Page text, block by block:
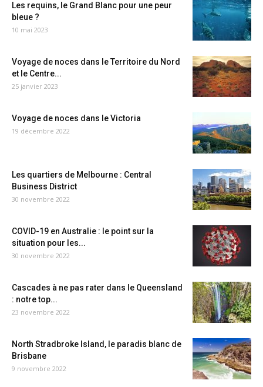
Les requins, le Grand Blanc pour une peur
bleue ?
10 mai 2023
Voyage de noces dans le Territoire du Nord
et le Centre...
25 janvier 2023
Voyage de noces dans le Victoria
19 décembre 2022
Les quartiers de Melbourne : Central
Business District
30 novembre 2022
COVID-19 en Australie : le point sur la
situation pour les...
30 novembre 2022
Cascades à ne pas rater dans le Queensland
: notre top...
23 novembre 2022
North Stradbroke Island, le paradis blanc de
Brisbane
9 novembre 2022